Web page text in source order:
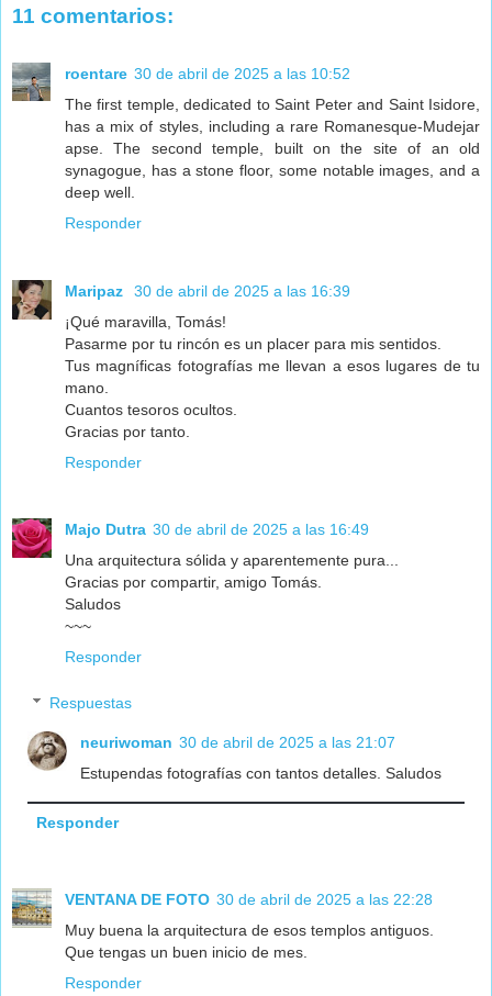
11 comentarios:
roentare 30 de abril de 2025 a las 10:52
The first temple, dedicated to Saint Peter and Saint Isidore,
has a mix of styles, including a rare Romanesque-Mudejar
apse. The second temple, built on the site of an old
synagogue, has a stone floor, some notable images, and a
deep well.
Responder
Maripaz
30 de abril de 2025 a las 16:39
¡Qué maravilla, Tomás!
Pasarme por tu rincón es un placer para mis sentidos.
Tus magníficas fotografías me llevan a esos lugares de tu
mano.
Cuantos tesoros ocultos.
Gracias por tanto.
Responder
Majo Dutra 30 de abril de 2025 a las 16:49
Una arquitectura sólida y aparentemente pura...
Gracias por compartir, amigo Tomás.
Saludos
~~~
Responder
Respuestas
neuriwoman 30 de abril de 2025 a las 21:07
Estupendas fotografías con tantos detalles. Saludos
Responder
VENTANA DE FOTO 30 de abril de 2025 a las 22:28
Muy buena la arquitectura de esos templos antiguos.
Que tengas un buen inicio de mes.
Responder